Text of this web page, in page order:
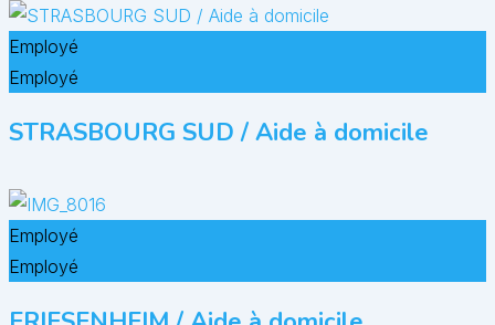
Employé
Employé
STRASBOURG SUD / Aide à domicile
Employé
Employé